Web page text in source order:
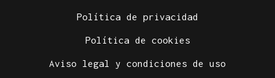
Política de privacidad
Política de cookies
Aviso legal y condiciones de uso